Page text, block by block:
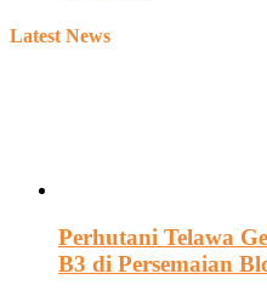
Latest News
Perhutani Telawa
B3 di Persemaian